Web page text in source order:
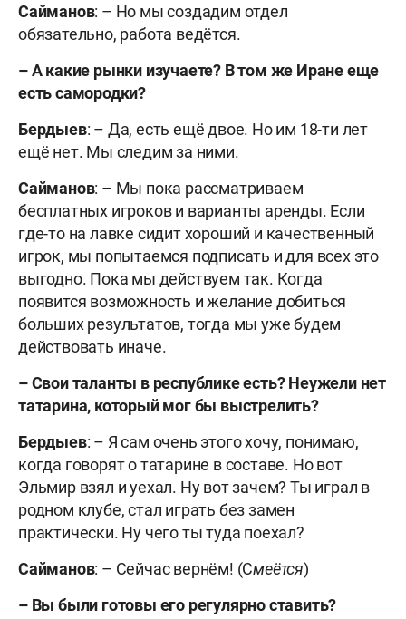
Сайманов: – Но мы создадим отдел
обязательно, работа ведётся.
–А какие рынки изучаете? В том же Иране еще
есть самородки?
Бердыев: – Да, есть ещё двое. Но им 18-ти лет
ещё нет. Мы следим за ними.
Сайманов: – Мы пока рассматриваем
бесплатных игроков и варианты аренды. Если
где-то на лавке сидит хороший и качественный
игрок, мы попытаемся подписать и для всех это
выгодно. Пока мы действуем так. Когда
появится возможность и желание добиться
больших результатов, тогда мы уже будем
действовать иначе.
–Свои таланты в республике есть? Неужели нет
татарина, который мог бы выстрелить?
Бердыев: – Я сам очень этого хочу, понимаю,
когда говорят о татарине в составе. Но вот
Эльмир взял и уехал. Ну вот зачем? Ты играл в
родном клубе, стал играть без замен
практически. Ну чего ты туда поехал?
Сайманов: – Сейчас вернём! (Смеётся)
– Вы были готовы его регулярно ставить?